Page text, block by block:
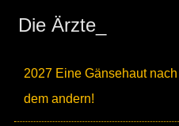
Die Ärzte_
2027 Eine Gänsehaut nach
dem andern!